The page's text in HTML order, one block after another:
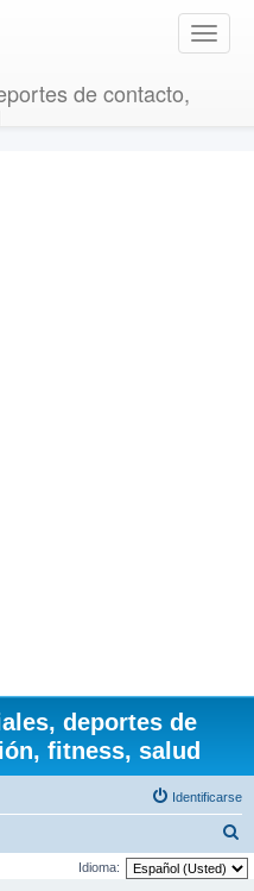
T
o
de contacto,
deportes de
fitness, salud
Identificarse
u
Idioma: